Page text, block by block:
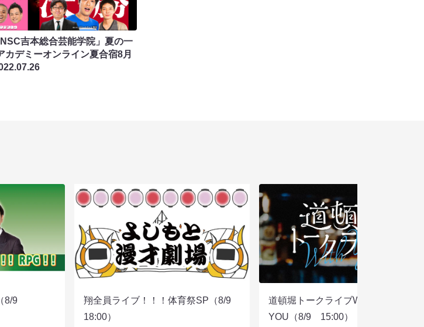
吉本総合芸能学院」夏の一
カデミーオンライン夏合宿8月
8/9
翔全員ライブ！！！体育祭SP（8/9
18:00）
道頓堀トークライブWITH
YOU（8/9 15:00）